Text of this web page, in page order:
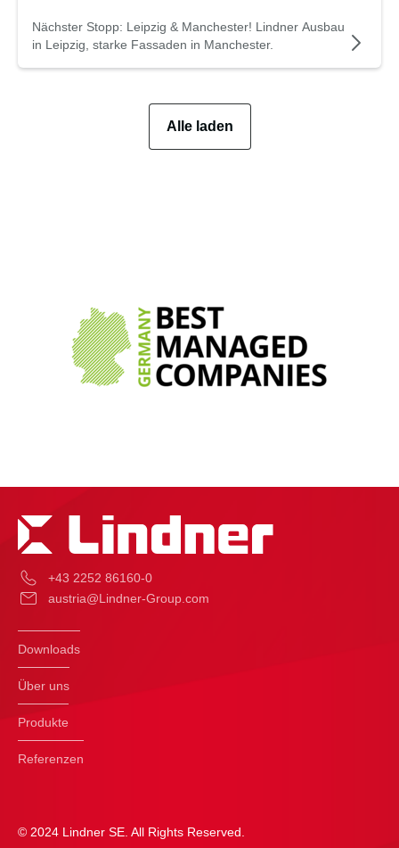
Nächster Stopp: Leipzig & Manchester! Lindner Ausbau
in Leipzig, starke Fassaden in Manchester.
Alle laden
+43 2252 86160-0
austria@Lindner-Group.com
Downloads
Über uns
Produkte
Referenzen
© 2024 Lindner SE. All Rights Reserved.